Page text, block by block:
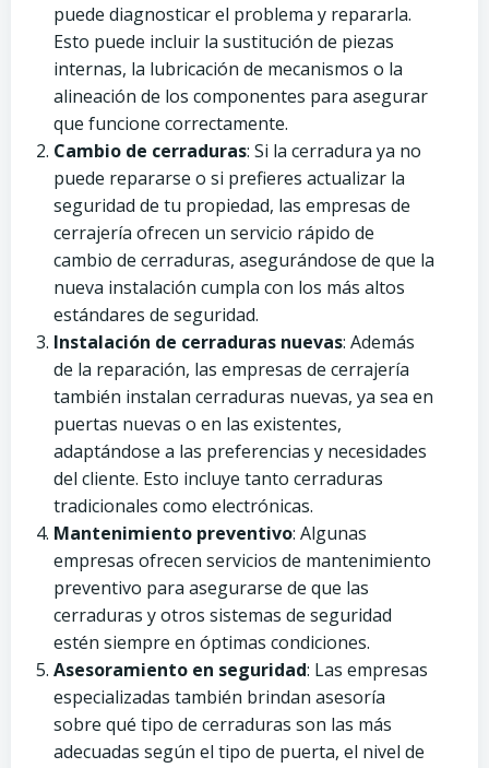
puede diagnosticar el problema y repararla.
Esto puede incluir la sustitución de piezas
internas, la lubricación de mecanismos o la
alineación de los componentes para asegurar
que funcione correctamente.
Cambio de cerraduras: Si la cerradura ya no
puede repararse o si prefieres actualizar la
seguridad de tu propiedad, las empresas de
cerrajería ofrecen un servicio rápido de
cambio de cerraduras, asegurándose de que la
nueva instalación cumpla con los más altos
estándares de seguridad.
Instalación de cerraduras nuevas: Además
de la reparación, las empresas de cerrajería
también instalan cerraduras nuevas, ya sea en
puertas nuevas o en las existentes,
adaptándose a las preferencias y necesidades
del cliente. Esto incluye tanto cerraduras
tradicionales como electrónicas.
Mantenimiento preventivo: Algunas
empresas ofrecen servicios de mantenimiento
preventivo para asegurarse de que las
cerraduras y otros sistemas de seguridad
estén siempre en óptimas condiciones.
Asesoramiento en seguridad: Las empresas
especializadas también brindan asesoría
sobre qué tipo de cerraduras son las más
adecuadas según el tipo de puerta, el nivel de